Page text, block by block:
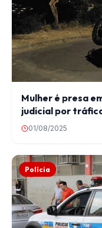
Mulher é presa
judicial por
01/08/2025
Polícia